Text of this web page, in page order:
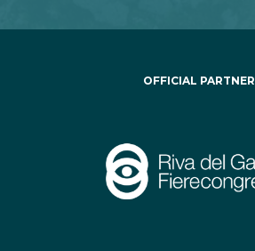
OFFICIAL PARTNER